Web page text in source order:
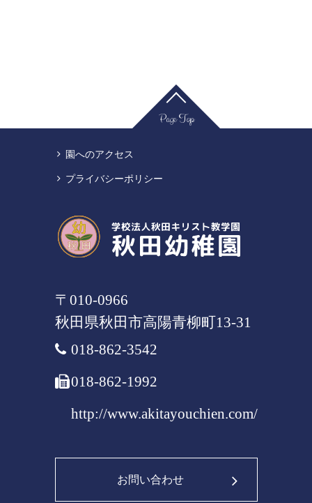
Page Top
園へのアクセス
プライバシーポリシー
〒010-0966
秋田県秋田市高陽青柳町13-31
018-862-3542
018-862-1992
http://www.akitayouchien.com/
お問い合わせ